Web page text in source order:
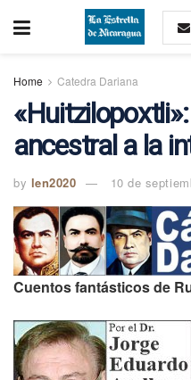
Home Catedra Dariana
ancestral a la
by len2020 10 de
Cuentos fantásticos de